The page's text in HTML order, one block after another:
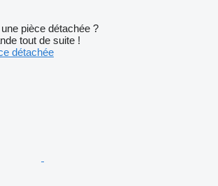
pièce détachée ?
tout de suite !
détachée